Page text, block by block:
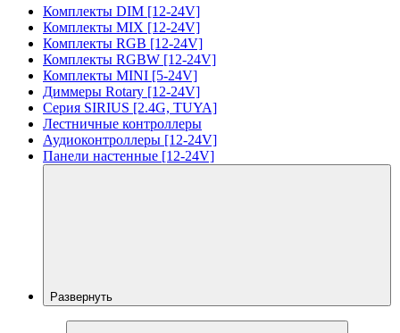
Комплекты DIM [12-24V]
Комплекты MIX [12-24V]
Комплекты RGB [12-24V]
Комплекты RGBW [12-24V]
Комплекты MINI [5-24V]
Диммеры Rotary [12-24V]
Серия SIRIUS [2.4G, TUYA]
Лестничные контроллеры
Аудиоконтроллеры [12-24V]
Панели настенные [12-24V]
Развернуть